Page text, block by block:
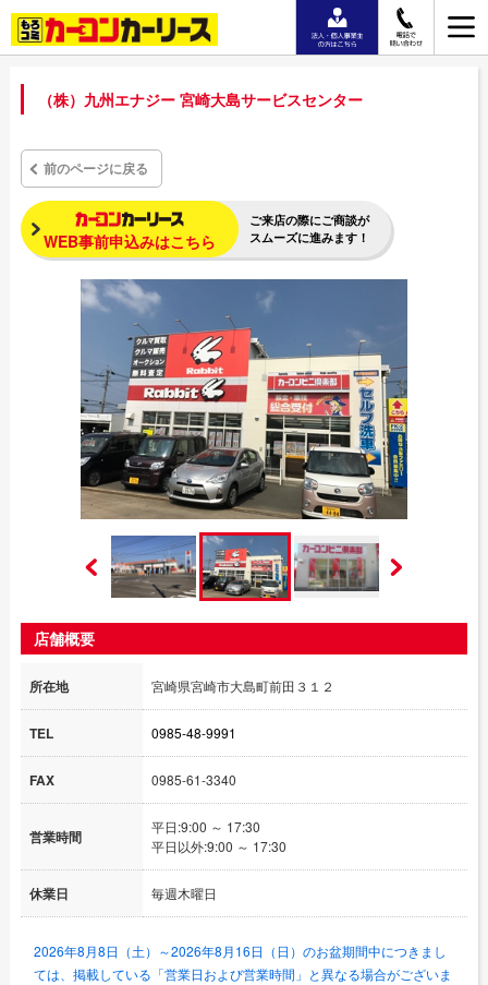
（株）九州エナジー 宮崎大島サービスセンター
前のページに戻る
WEB事前申込みはこちら
ご来店の際にご商談が
スムーズに進みます！
店舗概要
所在地 宮崎県宮崎市大島町前田３１２
TEL 0985-48-9991
FAX 0985-61-3340
営業時間
平日:9:00 ～ 17:30
平日以外:9:00 ～ 17:30
休業日 毎週木曜日
2026年8月8日（土）～2026年8月16日（日）のお盆期間中につきまし
ては、掲載している「営業日および営業時間」と異なる場合がございま